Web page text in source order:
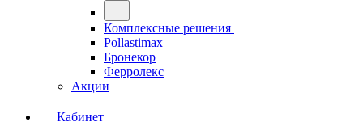
Комплексные решения
Pollastimax
Бронекор
Ферролекс
Акции
Кабинет